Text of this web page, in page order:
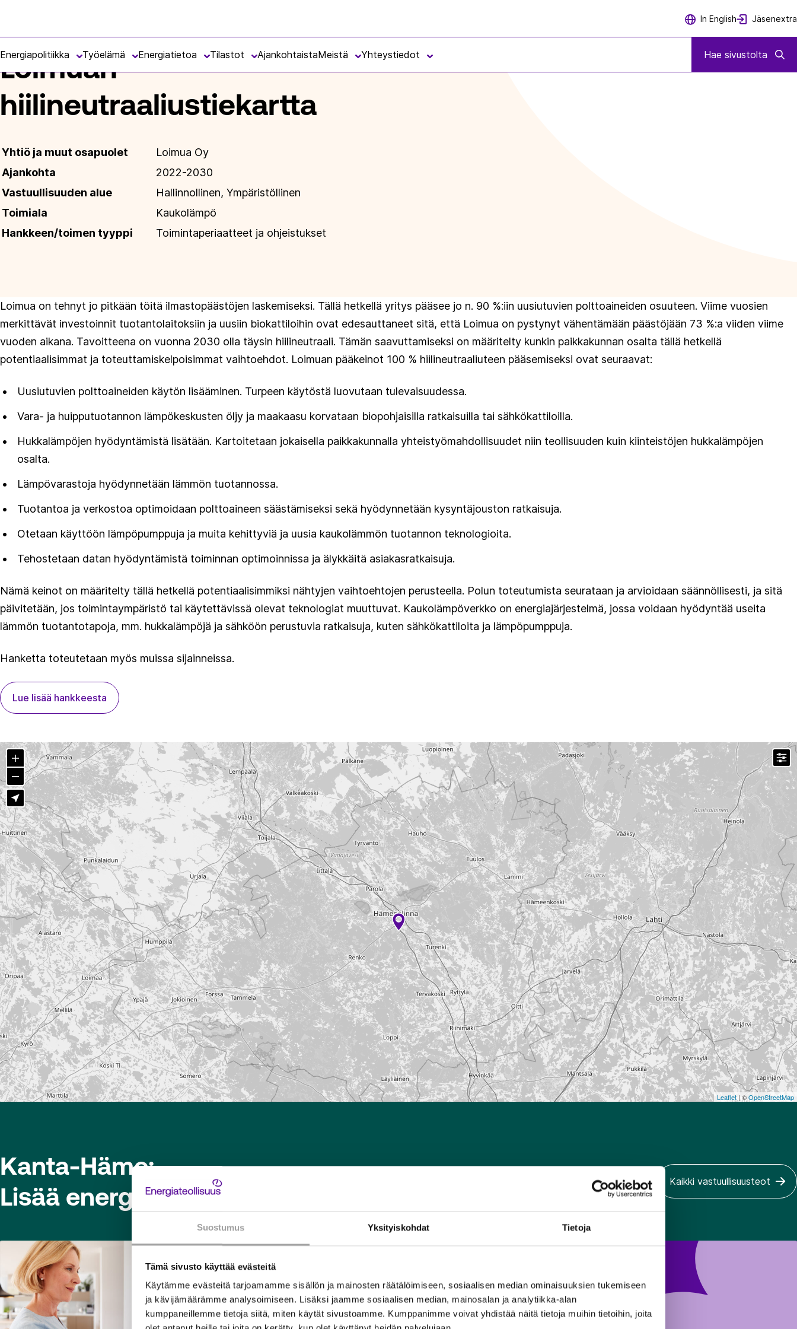
Suostumus Yksityiskohdat Tietoja
Tämä sivusto käyttää evästeitä
Käytämme evästeitä tarjoamamme sisällön ja mainosten räätälöimiseen, sosiaalisen median ominaisuuksien tukemiseen
ja kävijämäärämme analysoimiseen. Lisäksi jaamme sosiaalisen median, mainosalan ja analytiikka-alan
kumppaneillemme tietoja siitä, miten käytät sivustoamme. Kumppanimme voivat yhdistää näitä tietoja muihin tietoihin, joita
In English Jäsenextra
Energiapolitiikka Työelämä Energiatietoa Tilastot AjankohtaistaMeistä Yhteystiedot Hae sivustolta
Loimuan
hiilineutraaliustiekartta
Yhtiö ja muut osapuolet
Loimua Oy
Ajankohta
2022-2030
Vastuullisuuden alue
Hallinnollinen, Ympäristöllinen
Toimiala
Kaukolämpö
Hankkeen/toimen tyyppi
Toimintaperiaatteet ja ohjeistukset
Loimua on tehnyt jo pitkään töitä ilmastopäästöjen laskemiseksi. Tällä hetkellä yritys pääsee jo n. 90 %:iin uusiutuvien polttoaineiden osuuteen. Viime vuosien
merkittävät investoinnit tuotantolaitoksiin ja uusiin biokattiloihin ovat edesauttaneet sitä, että Loimua on pystynyt vähentämään päästöjään 73 %:a viiden viime
vuoden aikana. Tavoitteena on vuonna 2030 olla täysin hiilineutraali. Tämän saavuttamiseksi on määritelty kunkin paikkakunnan osalta tällä hetkellä
potentiaalisimmat ja toteuttamiskelpoisimmat vaihtoehdot. Loimuan pääkeinot 100 % hiilineutraaliuteen pääsemiseksi ovat seuraavat:
Uusiutuvien polttoaineiden käytön lisääminen. Turpeen käytöstä luovutaan tulevaisuudessa.
Vara- ja huipputuotannon lämpökeskusten öljy ja maakaasu korvataan biopohjaisilla ratkaisuilla tai sähkökattiloilla.
Hukkalämpöjen hyödyntämistä lisätään. Kartoitetaan jokaisella paikkakunnalla yhteistyömahdollisuudet niin teollisuuden kuin kiinteistöjen hukkalämpöjen
osalta.
Lämpövarastoja hyödynnetään lämmön tuotannossa.
Tuotantoa ja verkostoa optimoidaan polttoaineen säästämiseksi sekä hyödynnetään kysyntäjouston ratkaisuja.
Otetaan käyttöön lämpöpumppuja ja muita kehittyviä ja uusia kaukolämmön tuotannon teknologioita.
Tehostetaan datan hyödyntämistä toiminnan optimoinnissa ja älykkäitä asiakasratkaisuja.
Nämä keinot on määritelty tällä hetkellä potentiaalisimmiksi nähtyjen vaihtoehtojen perusteella. Polun toteutumista seurataan ja arvioidaan säännöllisesti, ja sitä
päivitetään, jos toimintaympäristö tai käytettävissä olevat teknologiat muuttuvat. Kaukolämpöverkko on energiajärjestelmä, jossa voidaan hyödyntää useita
lämmön tuotantotapoja, mm. hukkalämpöjä ja sähköön perustuvia ratkaisuja, kuten sähkökattiloita ja lämpöpumppuja.
Hanketta toteutetaan myös muissa sijainneissa.
Lue lisää hankkeesta
Leaflet | ©OpenStreetMap
Zoom in
Zoom out
Näytä sijaintini
Kanta-Häme:
Lisää energia-alan vastuullisuustekoja.
Kaikki vastuullisuusteot